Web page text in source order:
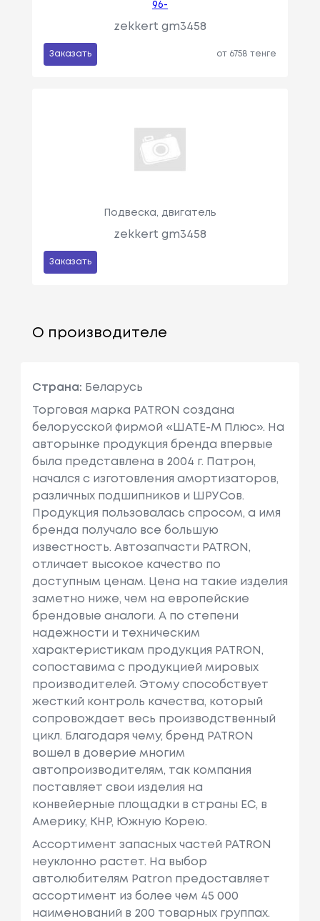
96-
zekkert gm3458
Заказать от 6758 тенге
Подвеска, двигатель
zekkert gm3458
Заказать
О производителе
Страна: Беларусь
Торговая марка PATRON создана
белорусской фирмой «ШАТЕ-М Плюс». На
авторынке продукция бренда впервые
была представлена в 2004 г. Патрон,
начался с изготовления амортизаторов,
различных подшипников и ШРУСов.
Продукция пользовалась спросом, а имя
бренда получало все большую
известность. Автозапчасти PATRON,
отличает высокое качество по
доступным ценам. Цена на такие изделия
заметно ниже, чем на европейские
брендовые аналоги. А по степени
надежности и техническим
характеристикам продукция PATRON,
сопоставима с продукцией мировых
производителей. Этому способствует
жесткий контроль качества, который
сопровождает весь производственный
цикл. Благодаря чему, бренд PATRON
вошел в доверие многим
автопроизводителям, так компания
поставляет свои изделия на
конвейерные площадки в страны ЕС, в
Америку, КНР, Южную Корею.
Ассортимент запасных частей PATRON
неуклонно растет. На выбор
автолюбителям Patron предоставляет
ассортимент из более чем 45 000
наименований в 200 товарных группах.